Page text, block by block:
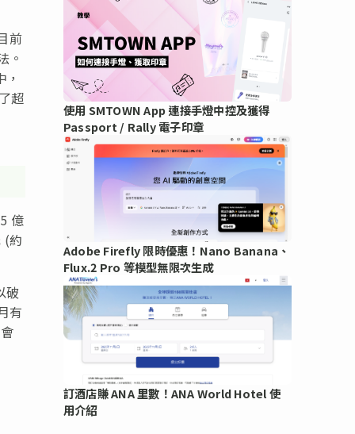
前
。
超
億
(約
破
有
使用 SMTOWN App 連接手燈中控及獲得
Passport / Rally 電子印章
Adobe Firefly 限時優惠！Nano Banana、
Flux.2 Pro 等模型無限次生成
訂酒店賺 ANA 里數！ANA World Hotel 使
用介紹